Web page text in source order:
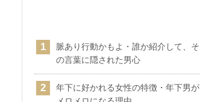
脈あり行動かもよ・誰か紹介して、そ
の言葉に隠された男心
年下に好かれる女性の特徴・年下男が